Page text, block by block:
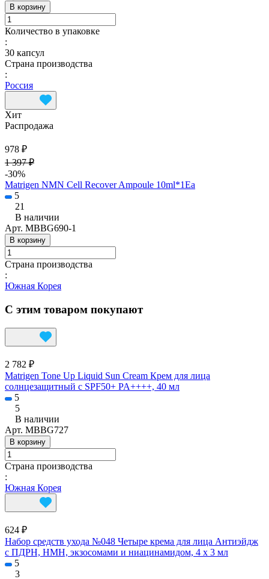
В корзину
Количество в упаковке
:
30 капсул
Страна производства
:
Россия
Хит
Распродажа
978 ₽
1 397 ₽
-30%
Matrigen NMN Cell Recover Ampoule 10ml*1Ea
5
21
В наличии
Арт. MBBG690-1
В корзину
Страна производства
:
Южная Корея
С этим товаром покупают
2 782 ₽
Matrigen Tone Up Liquid Sun Cream Крем для лица
солнцезащитный с SPF50+ PA++++, 40 мл
5
5
В наличии
Арт. MBBG727
В корзину
Страна производства
:
Южная Корея
624 ₽
Набор средств ухода №048 Четыре крема для лица Антиэйдж
с ПДРН, НМН, экзосомами и ниацинамидом, 4 х 3 мл
5
3